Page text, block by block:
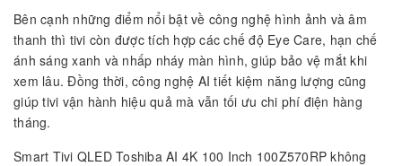
Bên cạnh những điểm nổi bật về công nghệ hình ảnh và âm
thanh thì tivi còn được tích hợp các chế độ Eye Care, hạn chế
ánh sáng xanh và nhấp nháy màn hình, giúp bảo vệ mắt khi
xem lâu. Đồng thời, công nghệ AI tiết kiệm năng lượng cũng
giúp tivi vận hành hiệu quả mà vẫn tối ưu chi phí điện hàng
tháng.
Smart Tivi QLED Toshiba AI 4K 100 Inch 100Z570RP không